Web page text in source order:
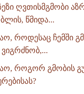
ღვთისმგმობი
წმიდა...
როდესაც ჩემში
როგორ გმობის